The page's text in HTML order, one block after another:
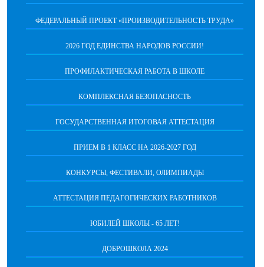
ФЕДЕРАЛЬНЫЙ ПРОЕКТ «ПРОИЗВОДИТЕЛЬНОСТЬ ТРУДА»
2026 ГОД ЕДИНСТВА НАРОДОВ РОССИИ!
ПРОФИЛАКТИЧЕСКАЯ РАБОТА В ШКОЛЕ
КОМПЛЕКСНАЯ БЕЗОПАСНОСТЬ
ГОСУДАРСТВЕННАЯ ИТОГОВАЯ АТТЕСТАЦИЯ
ПРИЕМ В 1 КЛАСС НА 2026-2027 ГОД
КОНКУРСЫ, ФЕСТИВАЛИ, ОЛИМПИАДЫ
АТТЕСТАЦИЯ ПЕДАГОГИЧЕСКИХ РАБОТНИКОВ
ЮБИЛЕЙ ШКОЛЫ - 65 ЛЕТ!
ДОБРОШКОЛА 2024